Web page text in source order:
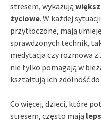
stresem, wykazują
życiowe. W każdej
przytłoczone, mają
sprawdzonych technik,
medytacja czy rozmowa
nie tylko pomagają w
kształtują ich zdolność
Co więcej, dzieci, które
stresem, często mają